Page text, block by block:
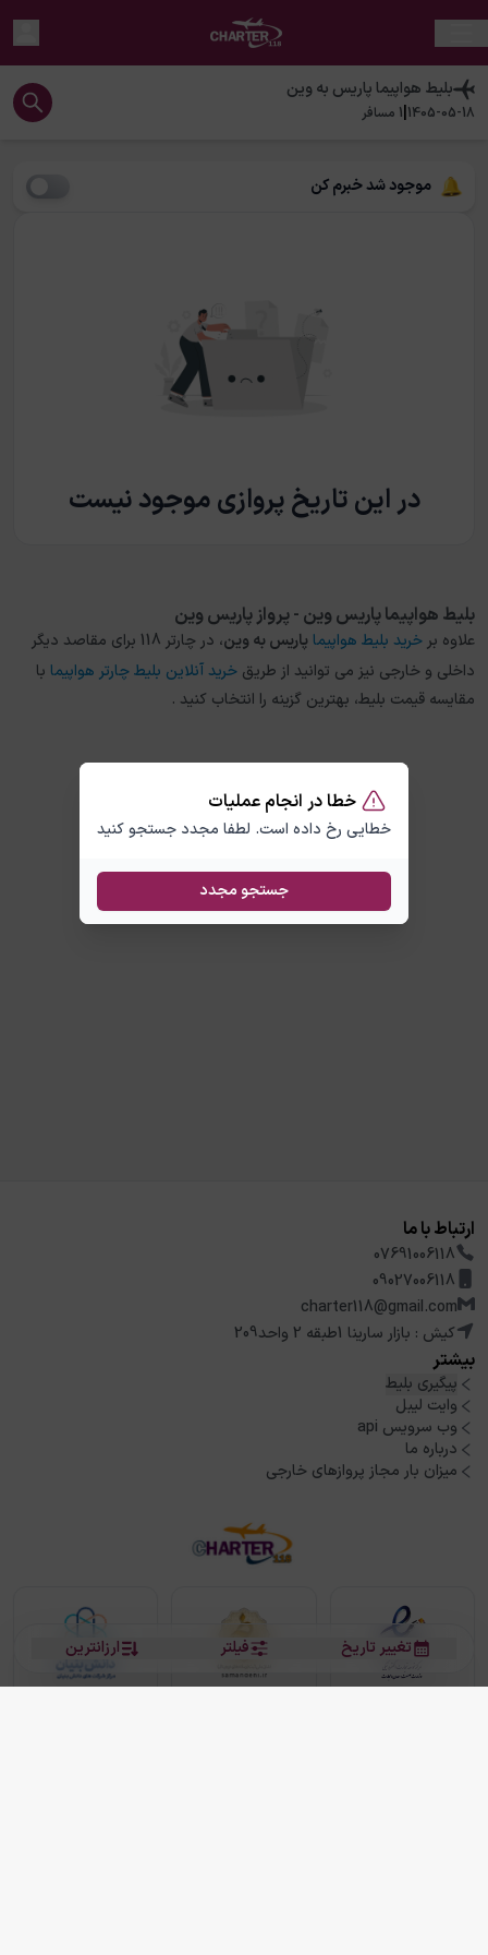
خطا در انجام عملیات
خطایی رخ داده است. لطفا مجدد جستجو کنید
جستجو مجدد
بلیط هواپیماپاریس بهوین
1405-05-18
|
1 مسافر
موجود شد خبرم کن
در این تاریخ پروازی موجود نیست
ارزانترین فیلتر تغییر تاریخ
بلیط هواپیما پاریس وین - پرواز پاریس وین
علاوه بر خرید بلیط هواپیما پاریسبه وین
، در چارتر 118 برای مقاصد دیگر
داخلی و خارجی نیز می توانید از طریق خرید آنلاین بلیط چارتر هواپیما با
مقایسه قیمت بلیط، بهترین گزینه را انتخاب کنید .
ارتباط با ما
07691006118
09027006118
charter118@gmail.com
کیش : بازار سارینا 1طبقه 2 واحد209
بیشتر
پیگیری بلیط
وایت لیبل
وب سرویس api
درباره ما
میزان بار مجاز پروازهای خارجی